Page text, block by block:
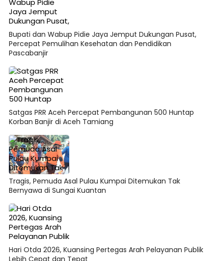
Bupati dan Wabup Pidie Jaya Jemput Dukungan Pusat,
Percepat Pemulihan Kesehatan dan Pendidikan
Pascabanjir
Satgas PRR Aceh Percepat Pembangunan 500 Huntap
Korban Banjir di Aceh Tamiang
Tragis, Pemuda Asal Pulau Kumpai Ditemukan Tak
Bernyawa di Sungai Kuantan
Hari Otda 2026, Kuansing Pertegas Arah Pelayanan Publik
Lebih Cepat dan Tepat